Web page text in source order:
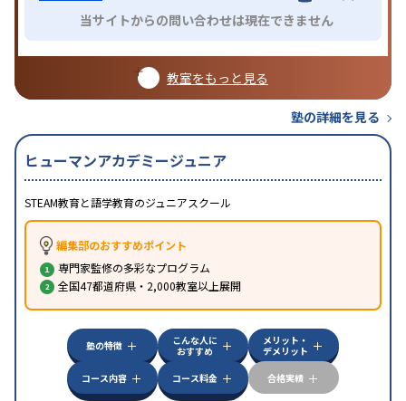
当サイトからの問い合わせは現在できません
教室をもっと見る
塾の詳細を見る
ヒューマンアカデミージュニア
STEAM教育と語学教育のジュニアスクール
編集部のおすすめポイント
専門家監修の多彩なプログラム
全国47都道府県・2,000教室以上展開
塾の特徴
こんな人に
おすすめ
メリット・
デメリット
コース内容
コース料金 合格実績